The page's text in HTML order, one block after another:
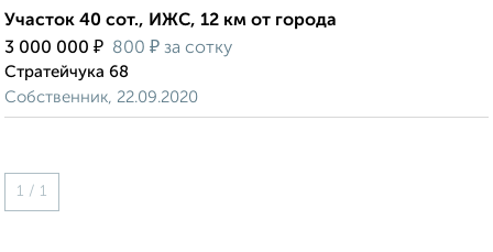
Участок 40 сот., ИЖС, 12 км от города
3 000 000 ₽ 800 ₽ за сотку
Стратейчука 68
Собственник, 22.09.2020
1 / 1